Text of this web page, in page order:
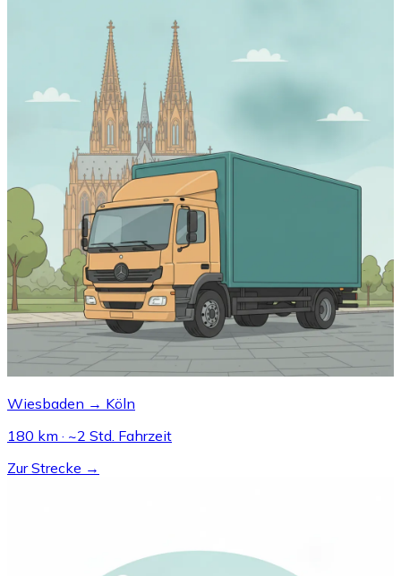
Wiesbaden → Köln
180 km · ~2 Std. Fahrzeit
Zur Strecke →